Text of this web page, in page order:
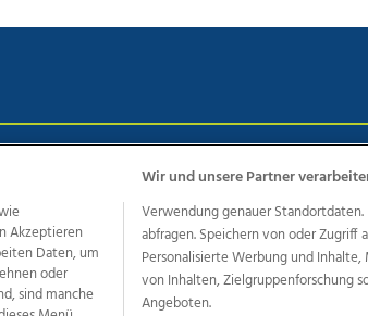
AGB Anzeigekunden AGB
des Medienhauses Wimmer
OÖNachrichten OÖN Immobilien OÖN
wasistlos.at wirtrauern.at
Akzeptieren
Daten, um
oder
sind manche
Wir und unsere Partner
Verwendung genauer
abfragen. Speichern von oder Zugriff
Personalisierte Werbung und
von Inhalten, Zielgruppenforschung
Angeboten.